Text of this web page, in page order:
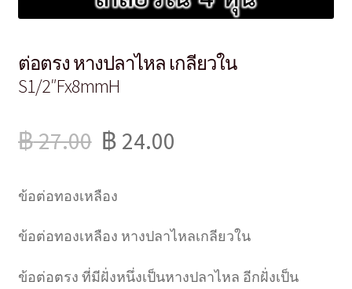
ต่อตรง หางปลาไหล เกลียวใน
S1/2″Fx8mmH
฿27.00 ฿ 24.00
ข้อต่อทองเหลือง
ข้อต่อทองเหลือง หางปลาไหลเกลียวใน
ข้อต่อตรง ที่มีฝั่งหนึ่งเป็นหางปลาไหล อีกฝั่งเป็น